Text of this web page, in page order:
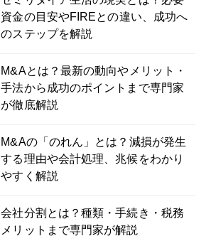
資金の目安やFIREとの違い、成功へ
のステップを解説
M&Aとは？最新の動向やメリット・
手法から成功のポイントまで専門家
が徹底解説
M&Aの「のれん」とは？減損が発生
する理由や会計処理、兆候をわかり
やすく解説
会社分割とは？種類・手続き・税務
メリットまで専門家が解説